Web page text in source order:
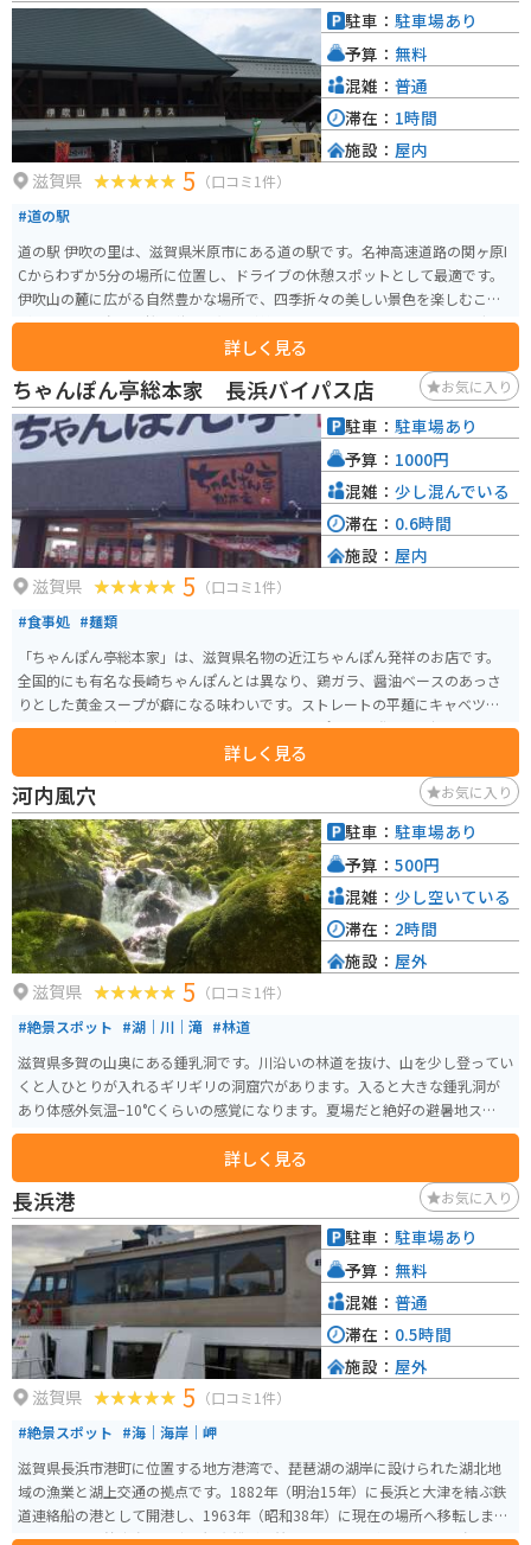
がたくさんあります。
滋賀県 5 （口コミ1件）
#道の駅
道の駅 伊吹の里は、滋賀県米原市にある道の駅です。名神高速道路の関ヶ原I
Cからわずか5分の場所に位置し、ドライブの休憩スポットとして最適です。
伊吹山の麓に広がる自然豊かな場所で、四季折々の美しい景色を楽しむこと
ができます。春には桜、秋には紅葉が美しく、特にバイクでのツーリングに
おすすめです。道の駅には、地元の新鮮な野菜や果物を販売する農産物直売
所や、伊吹そばなどの地元グルメが味わえるレストランがあります。 伊吹山
は日本百名山の一つであり、登山道も整備されています。登山に挑戦する際
は、道の駅 伊吹の里で情報収集をするのがおすすめです。また、周辺には、
醒井宿など歴史的な観光スポットも点在しているので、歴史好きの方にもお
すすめです。
詳しく見る
駐車： 駐車場あり
予算： 無料
混雑： 普通
滞在： 1時間
施設： 屋内
ちゃんぽん亭総本家 長浜バイパス店 お気に入り
滋賀県 5 （口コミ1件）
#食事処 #麺類
「ちゃんぽん亭総本家」は、滋賀県名物の近江ちゃんぽん発祥のお店です。
全国的にも有名な長崎ちゃんぽんとは異なり、鶏ガラ、醤油ベースのあっさ
りとした黄金スープが癖になる味わいです。ストレートの平麺にキャベツ、も
やし、豚肉などがたっぷりと乗ったこのちゃんぽんは、誰からも好まれる味
詳しく見る
駐車： 駐車場あり
予算： 1000円
混雑： 少し混んでいる
滞在： 0.6時間
施設： 屋内
河内風穴 お気に入り
滋賀県 5 （口コミ1件）
#絶景スポット #湖｜川｜滝 #林道
滋賀県多賀の山奥にある鍾乳洞です。川沿いの林道を抜け、山を少し登ってい
くと人ひとりが入れるギリギリの洞窟穴があります。入ると大きな鍾乳洞が
あり体感外気温−10°Cくらいの感覚になります。夏場だと絶好の避暑地スポッ
トです。
詳しく見る
駐車： 駐車場あり
予算： 500円
混雑： 少し空いている
滞在： 2時間
施設： 屋外
長浜港 お気に入り
滋賀県 5 （口コミ1件）
#絶景スポット #海｜海岸｜岬
滋賀県長浜市港町に位置する地方港湾で、琵琶湖の湖岸に設けられた湖北地
域の漁業と湖上交通の拠点です。1882年（明治15年）に長浜と大津を結ぶ鉄
道連絡船の港として開港し、1963年（昭和38年）に現在の場所へ移転しまし
た。現在は、竹生島への定期観光船が運航されており、冬には雪見、春には
駐車： 駐車場あり
予算： 無料
混雑： 普通
滞在： 0.5時間
施設： 屋外